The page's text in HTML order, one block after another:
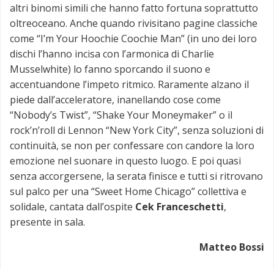
altri binomi simili che hanno fatto fortuna soprattutto
oltreoceano. Anche quando rivisitano pagine classiche
come “I’m Your Hoochie Coochie Man” (in uno dei loro
dischi l’hanno incisa con l’armonica di Charlie
Musselwhite) lo fanno sporcando il suono e
accentuandone l’impeto ritmico. Raramente alzano il
piede dall’acceleratore, inanellando cose come
“Nobody’s Twist”, “Shake Your Moneymaker” o il
rock’n’roll di Lennon “New York City”, senza soluzioni di
continuità, se non per confessare con candore la loro
emozione nel suonare in questo luogo. E poi quasi
senza accorgersene, la serata finisce e tutti si ritrovano
sul palco per una “Sweet Home Chicago” collettiva e
solidale, cantata dall’ospite Cek Franceschetti,
presente in sala.
Matteo Bossi